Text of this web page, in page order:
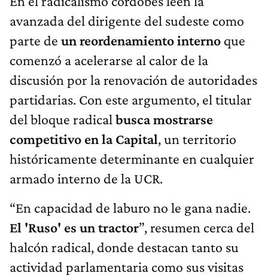
avanzada del dirigente del sudeste como
parte de un reordenamiento interno que
comenzó a acelerarse al calor de la
discusión por la renovación de autoridades
partidarias. Con este argumento, el titular
del bloque radical busca mostrarse
competitivo en la Capital, un territorio
históricamente determinante en cualquier
armado interno de la UCR.
“En capacidad de laburo no le gana nadie.
El 'Ruso' es un tractor”, resumen cerca del
halcón radical, donde destacan tanto su
actividad parlamentaria como sus visitas